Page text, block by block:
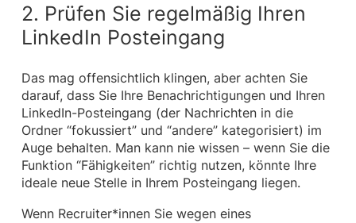
2. Prüfen Sie regelmäßig Ihren
LinkedIn Posteingang
Das mag offensichtlich klingen, aber achten Sie
darauf, dass Sie Ihre Benachrichtigungen und Ihren
LinkedIn-Posteingang (der Nachrichten in die
Ordner “fokussiert” und “andere” kategorisiert) im
Auge behalten. Man kann nie wissen – wenn Sie die
Funktion “Fähigkeiten” richtig nutzen, könnte Ihre
ideale neue Stelle in Ihrem Posteingang liegen.
Wenn Recruiter*innen Sie wegen eines